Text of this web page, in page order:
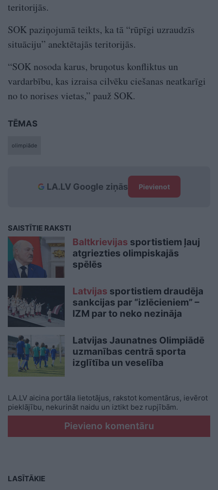
teritorijās.
SOK paziņojumā teikts, ka tā “rūpīgi uzraudzīs
situāciju” anektētajās teritorijās.
“SOK nosoda karus, bruņotus konfliktus un
vardarbību, kas izraisa cilvēku ciešanas neatkarīgi
no to norises vietas,” pauž SOK.
TĒMAS
olimpiāde
LA.LV Google ziņās Pievienot
SAISTĪTIE RAKSTI
Baltkrievijas sportistiem ļauj
atgriezties olimpiskajās
spēlēs
Latvijas sportistiem draudēja
sankcijas par “izlēcieniem” –
IZM par to neko nezināja
Latvijas Jaunatnes Olimpiādē
uzmanības centrā sporta
izglītība un veselība
LA.LV aicina portāla lietotājus, rakstot komentārus, ievērot
pieklājību, nekurināt naidu un iztikt bez rupjībām.
Pievieno komentāru
LASĪTĀKIE